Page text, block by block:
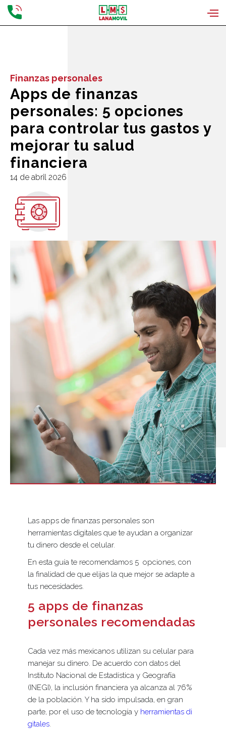
Finanzas personales
Apps de finanzas
personales: 5 opciones
para controlar tus gastos y
mejorar tu salud
financiera
14 de abril 2026
Las apps de finanzas personales son
herramientas digitales que te ayudan a organizar
tu dinero desde el celular.
En esta guía te recomendamos 5 opciones, con
la finalidad de que elijas la que mejor se adapte a
tus necesidades.
5 apps de finanzas
personales recomendadas
Cada vez más mexicanos utilizan su celular para
manejar su dinero. De acuerdo con datos del
Instituto Nacional de Estadística y Geografía
(INEGI), la inclusión financiera ya alcanza al 76%
de la población. Y ha sido impulsada, en gran
parte, por el uso de tecnología y herramientas di
gitales.